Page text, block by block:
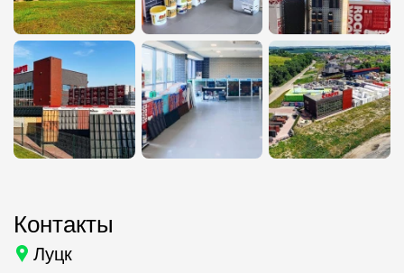
Контакты
Луцк